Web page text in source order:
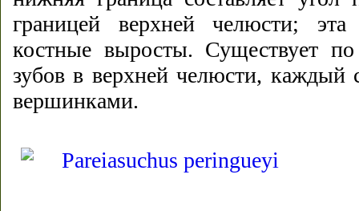
границей верхней челюсти;
костные выросты. Существует
зубов в верхней челюсти,
вершинками.